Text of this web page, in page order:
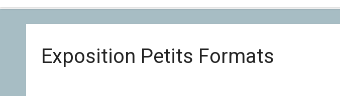
Exposition Petits Formats